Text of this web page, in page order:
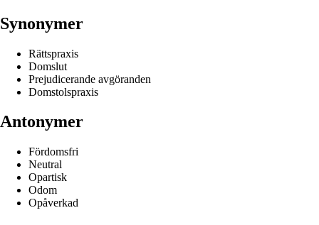
Synonymer
Rättspraxis
Domslut
Prejudicerande avgöranden
Domstolspraxis
Antonymer
Fördomsfri
Neutral
Opartisk
Odom
Opåverkad